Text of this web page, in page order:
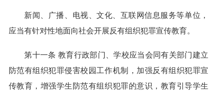
新闻、广播、电视、文化、互联网信息服务等单位，
应当有针对性地面向社会开展反有组织犯罪宣传教育。
第十一条 教育行政部门、学校应当会同有关部门建立
防范有组织犯罪侵害校园工作机制，加强反有组织犯罪宣
传教育，增强学生防范有组织犯罪的意识，教育引导学生